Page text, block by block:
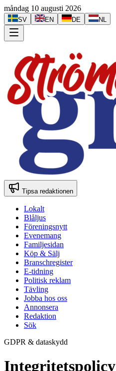
måndag 10 augusti 2026
SV EN DE NL
Tipsa redaktionen
Lokalt
Blåljus
Föreningsnytt
Evenemang
Familjesidan
Köp & Sälj
Branschregister
E-tidning
Politisk reklam
Tävling
Jobba hos oss
Annonsera
Redaktion
Sök
GDPR & dataskydd
Integritetspolicy